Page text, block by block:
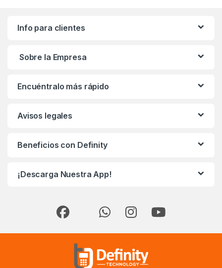
Info para clientes
Sobre la Empresa
Encuéntralo más rápido
Avisos legales
Beneficios con Definity
¡Descarga Nuestra App!